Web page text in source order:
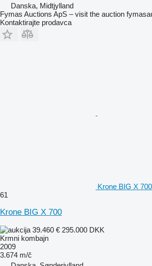
Danska, Midtjylland
Fymas Auctions ApS – visit the auction
Kontaktirajte prodavca
Krone BIG X
61
Krone BIG X 700
39.460 € 295.000 DKK
Krmni kombajn
2009
3.674 m/č